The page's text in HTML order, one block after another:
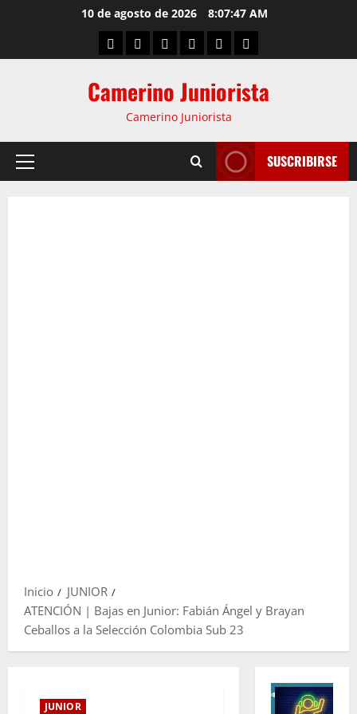
10 de agosto de 2026 8:07:48 AM
Camerino Juniorista
Camerino Juniorista
SUSCRIBIRSE
Inicio
JUNIOR
ATENCIÓN | Bajas en Junior: Fabián Ángel y Brayan
Ceballos a la Selección Colombia Sub 23
JUNIOR